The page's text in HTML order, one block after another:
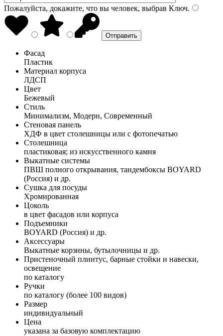
Пожалуйста, докажите, что вы человек, выбрав Ключ.
Фасад
Пластик
Материал корпуса
ЛДСП
Цвет
Бежевый
Стиль
Минимализм, Модерн, Современный
Стеновая панель
ХДФ в цвет столешницы или с фотопечатью
Столешница
пластиковая; из искусственного камня
Выкатные системы
ПВШ полного открывания, тандембоксы BOYARD
(Россия) и др.
Сушка для посуды
Хромированная
Цоколь
в цвет фасадов или корпуса
Подъемники
BOYARD (Россия) и др.
Аксессуары
Выкатные корзины, бутылочницы и др.
Пристеночный плинтус, барные стойки и навески,
освещение
по каталогу
Ручки
по каталогу (более 100 видов)
Размер
индивидуальный
Цена
указана за базовую комплектацию